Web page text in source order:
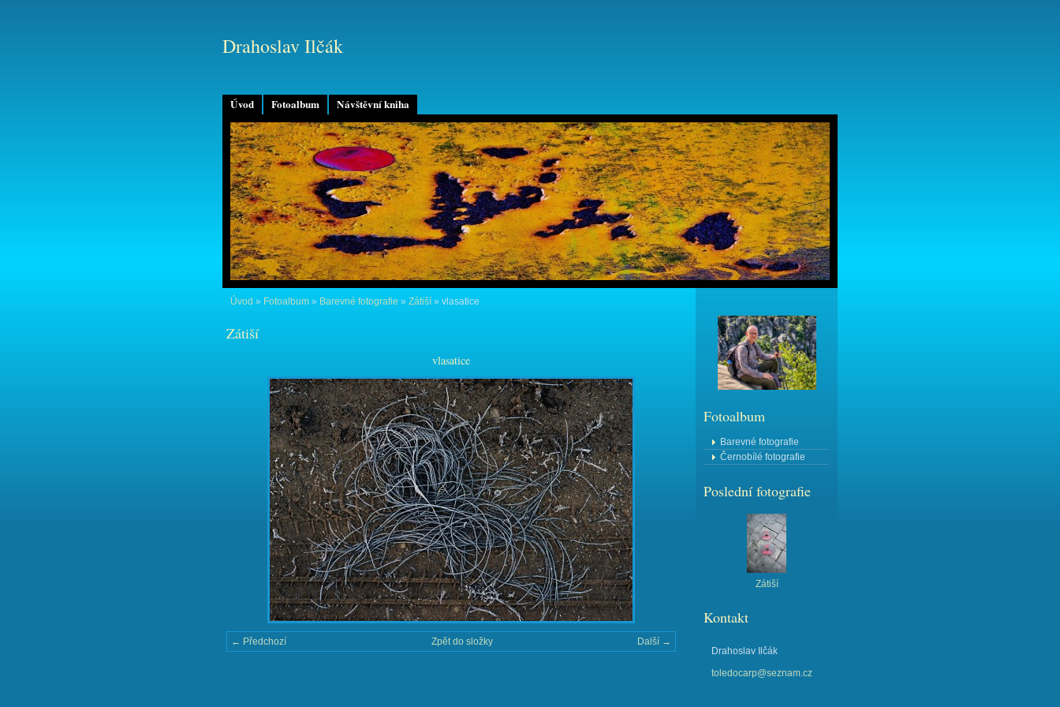
Úvod Fotoalbum Návštěvní kniha
Drahoslav Ilčák
Úvod » Fotoalbum » Barevné fotografie » Zátiší » vlasatice
Zátiší
vlasatice
← Předchozí Další →
Zpět do složky
Fotoalbum
Barevné fotografie
Černobílé fotografie
Poslední fotografie
Zátiší
Kontakt
Drahoslav Ilčák
toledocarp@seznam.cz